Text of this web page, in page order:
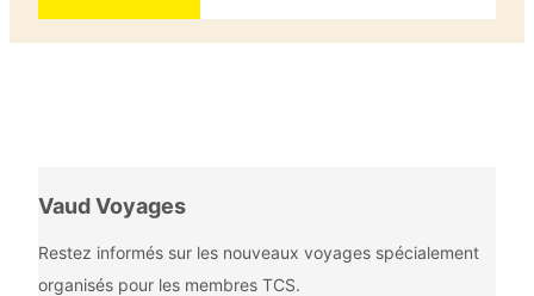
Vaud Voyages
Restez informés sur les nouveaux voyages spécialement
organisés pour les membres TCS.